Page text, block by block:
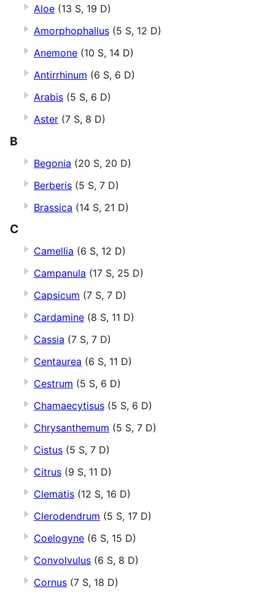
Aloe (13 S, 19 D)
Amorphophallus (5 S, 12 D)
Anemone (10 S, 14 D)
Antirrhinum (6 S, 6 D)
Arabis (5 S, 6 D)
Aster (7 S, 8 D)
B
Begonia (20 S, 20 D)
Berberis (5 S, 7 D)
Brassica (14 S, 21 D)
C
Camellia (6 S, 12 D)
Campanula (17 S, 25 D)
Capsicum (7 S, 7 D)
Cardamine (8 S, 11 D)
Cassia (7 S, 7 D)
Centaurea (6 S, 11 D)
Cestrum (5 S, 6 D)
Chamaecytisus (5 S, 6 D)
Chrysanthemum (5 S, 7 D)
Cistus (5 S, 7 D)
Citrus (9 S, 11 D)
Clematis (12 S, 16 D)
Clerodendrum (5 S, 17 D)
Coelogyne (6 S, 15 D)
Convolvulus (6 S, 8 D)
Cornus (7 S, 18 D)